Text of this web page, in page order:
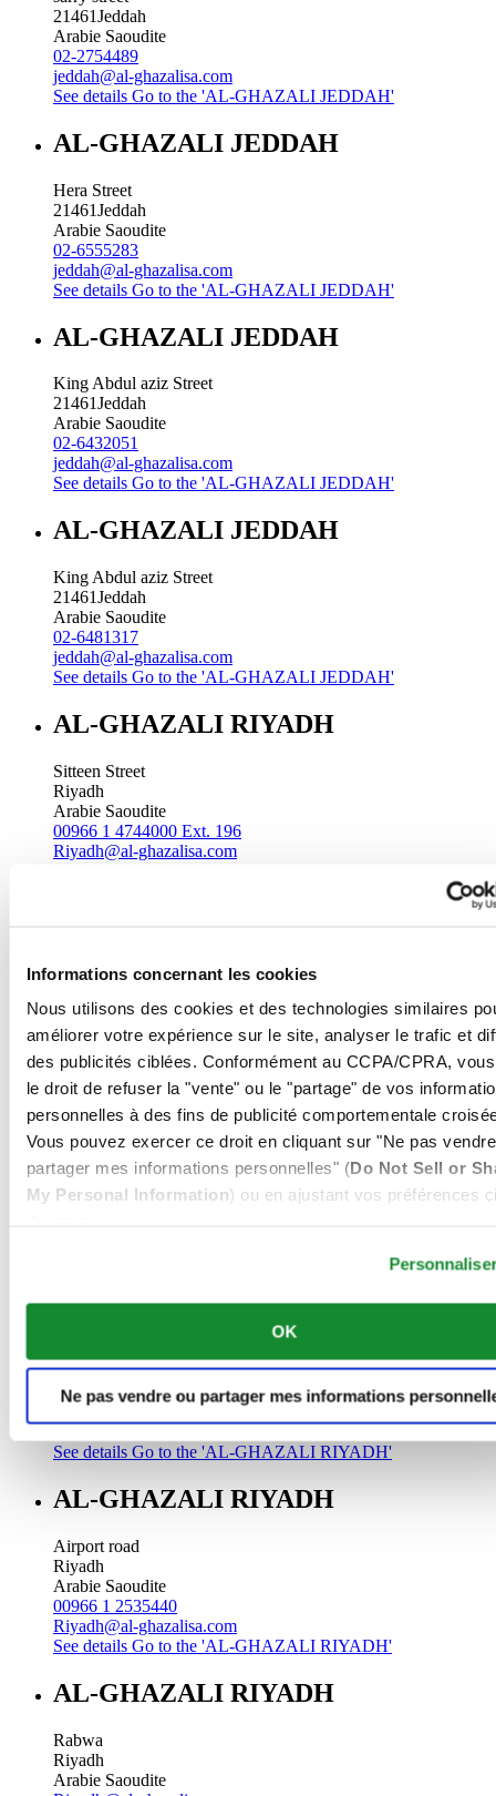
Informations concernant les cookies
Nous utilisons des cookies et des technologies similaires
améliorer votre expérience sur le site, analyser le trafic et
des publicités ciblées. Conformément au CCPA/CPRA,
le droit de refuser la "vente" ou le "partage" de vos
personnelles à des fins de publicité comportementale
Vous pouvez exercer ce droit en cliquant sur "Ne pas
partager mes informations personnelles" (Do Not Sell or
My Personal Information) ou en ajustant vos préférences
OK
Ne pas vendre ou partager mes informations
21461Jeddah
Arabie Saoudite
02-2754489
jeddah@al-ghazalisa.com
See details Go to the 'AL-GHAZALI JEDDAH'
AL-GHAZALI JEDDAH
Hera Street
21461Jeddah
Arabie Saoudite
02-6555283
jeddah@al-ghazalisa.com
See details Go to the 'AL-GHAZALI JEDDAH'
AL-GHAZALI JEDDAH
King Abdul aziz Street
21461Jeddah
Arabie Saoudite
02-6432051
jeddah@al-ghazalisa.com
See details Go to the 'AL-GHAZALI JEDDAH'
AL-GHAZALI JEDDAH
King Abdul aziz Street
21461Jeddah
Arabie Saoudite
02-6481317
jeddah@al-ghazalisa.com
See details Go to the 'AL-GHAZALI JEDDAH'
AL-GHAZALI RIYADH
Sitteen Street
Riyadh
Arabie Saoudite
00966 1 4744000 Ext. 196
Riyadh@al-ghazalisa.com
Batha
Riyadh
Arabie Saoudite
00966 1 4032968
Riyadh@al-ghazalisa.com
See details Go to the 'AL-GHAZALI RIYADH'
AL-GHAZALI RIYADH
Olaya
Riyadh
Arabie Saoudite
Go to the 'AL-GHAZALI RIYADH'
AL-GHAZALI RIYADH
Riyadh
Arabie Saoudite
See details Go to the 'AL-GHAZALI RIYADH'
AL-GHAZALI RIYADH
Airport road
Riyadh
Arabie Saoudite
00966 1 2535440
Riyadh@al-ghazalisa.com
See details Go to the 'AL-GHAZALI RIYADH'
AL-GHAZALI RIYADH
Rabwa
Riyadh
Arabie Saoudite